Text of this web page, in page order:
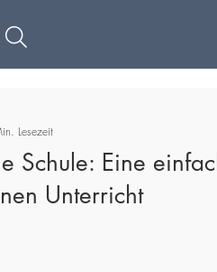
Schule: Eine
Unterricht
Lesezeit